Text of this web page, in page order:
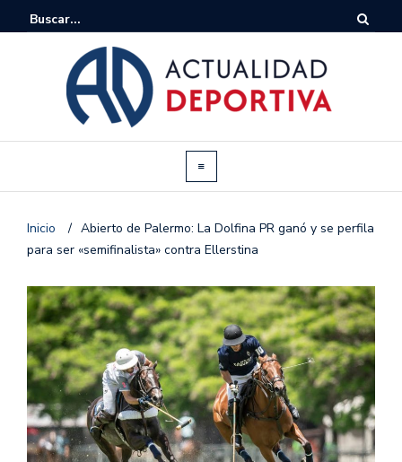
Inicio / Abierto de Palermo: La Dolfina PR ganó y se perfila
para ser «semifinalista» contra Ellerstina